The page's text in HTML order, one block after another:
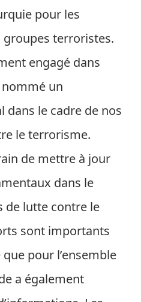
pour les
terroristes.
engagé dans
nommé un
dans le cadre de nos
le terrorisme.
de mettre à jour
dans le
de lutte contre le
sont importants
pour l’ensemble
a également